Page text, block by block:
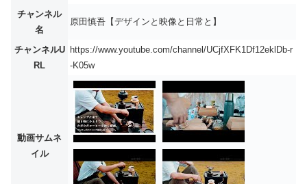
チャンネル
名
原田慎吾【デザインと映像と日常と】
チャンネルU
RL
https://www.youtube.com/channel/UCjfXFK1Df12eklDb-r
-K05w
動画サムネ
イル